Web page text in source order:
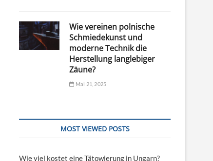
Wie vereinen polnische
Schmiedekunst und
moderne Technik die
Herstellung langlebiger
Zäune?
Mai 21, 2025
MOST VIEWED POSTS
Wie viel kostet eine Tätowierung in Ungarn?